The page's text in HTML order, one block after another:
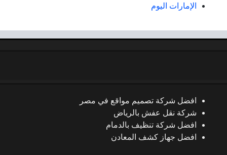
الإمارات اليوم
افضل شركة تصميم مواقع في مصر
شركة نقل عفش بالرياض
افضل شركة تنظيف بالدمام
افضل جهاز كشف المعادن